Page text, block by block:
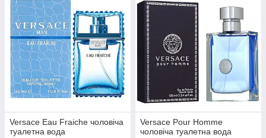
Versace Eau Fraiche чоловіча
туалетна вода
Versace Pour Homme
чоловіча туалетна вода